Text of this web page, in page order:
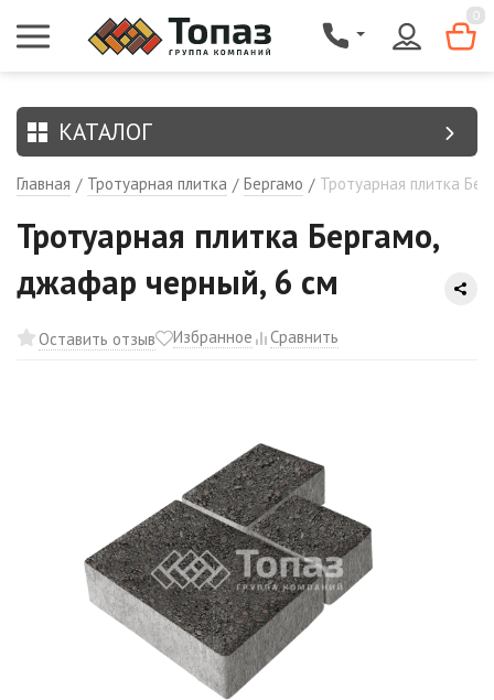
0
КАТАЛОГ
Главная / Тротуарная плитка / Бергамо / Тротуарная плитка
Тротуарная плитка Бергамо,
джафар черный, 6 см
Оставить отзыв Избранное Сравнить